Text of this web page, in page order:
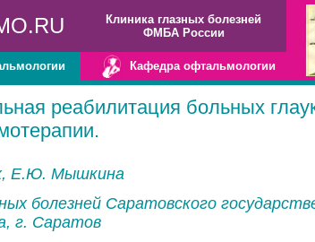
Клиника глазных болезней
ФМБА России
Кафедра офтальмологии
реабилитация больных
Е.Ю. Мышкина
болезней Саратовского
г. Саратов